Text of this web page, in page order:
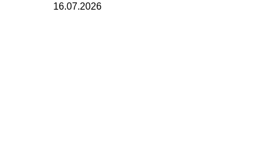
16.07.2026